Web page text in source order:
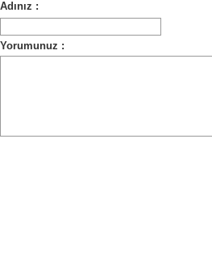
Adınız :
Yorumunuz :